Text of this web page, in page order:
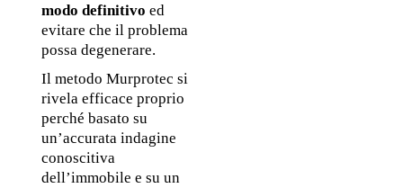
modo definitivo ed
evitare che il problema
possa degenerare.
Il metodo Murprotec si
rivela efficace proprio
perché basato su
un’accurata indagine
conoscitiva
dell’immobile e su un